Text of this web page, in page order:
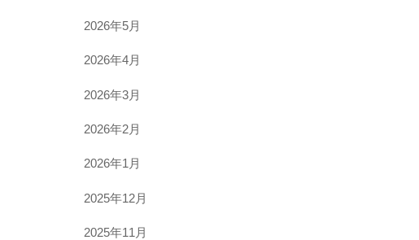
2026年5月
2026年4月
2026年3月
2026年2月
2026年1月
2025年12月
2025年11月